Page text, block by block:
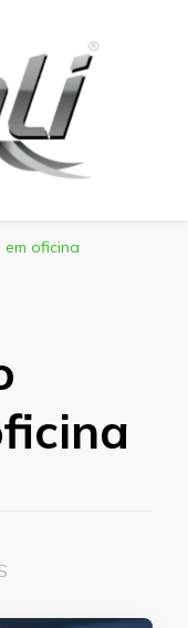
oficina